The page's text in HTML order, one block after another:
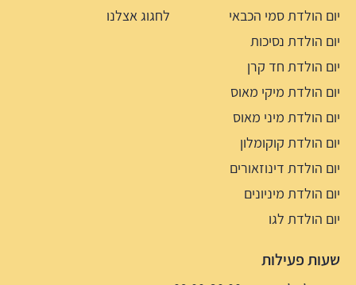
יום הולדת סמי הכבאי
יום הולדת נסיכות
יום הולדת חד קרן
יום הולדת מיקי מאוס
יום הולדת מיני מאוס
יום הולדת קוקומלון
יום הולדת דינוזאורים
יום הולדת מיניונים
יום הולדת לגו
לחגוג אצלנו
שעות פעילות